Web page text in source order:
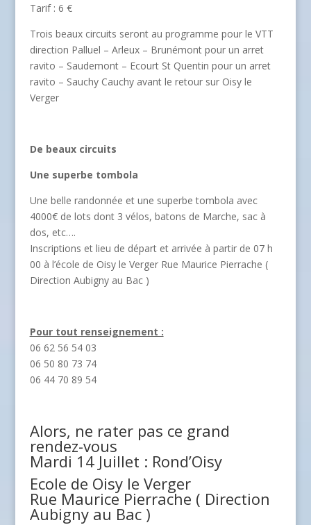
Tarif : 6 €
Trois beaux circuits seront au programme pour le VTT
direction Palluel – Arleux – Brunémont pour un arret
ravito – Saudemont – Ecourt St Quentin pour un arret
ravito – Sauchy Cauchy avant le retour sur Oisy le
Verger
De beaux circuits
Une superbe tombola
Une belle randonnée et une superbe tombola avec
4000€ de lots dont 3 vélos, batons de Marche, sac à
dos, etc….
Inscriptions et lieu de départ et arrivée à partir de 07 h
00 à l’école de Oisy le Verger Rue Maurice Pierrache (
Direction Aubigny au Bac )
Pour tout renseignement :
06 62 56 54 03
06 50 80 73 74
06 44 70 89 54
Alors, ne rater pas ce grand
rendez-vous
Mardi 14 Juillet : Rond’Oisy
Ecole de Oisy le Verger
Rue Maurice Pierrache ( Direction
Aubigny au Bac )